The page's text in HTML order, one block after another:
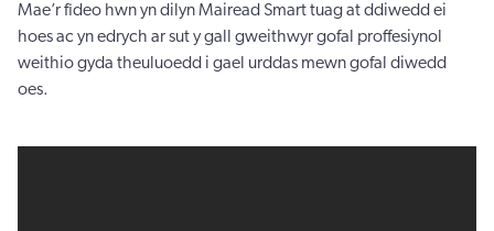
Mae’r fideo hwn yn dilyn Mairead Smart tuag at ddiwedd ei
hoes ac yn edrych ar sut y gall gweithwyr gofal proffesiynol
weithio gyda theuluoedd i gael urddas mewn gofal diwedd
oes.